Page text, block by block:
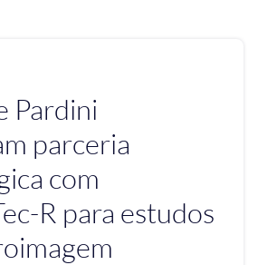
Pardini
parceria
com
R para estudos